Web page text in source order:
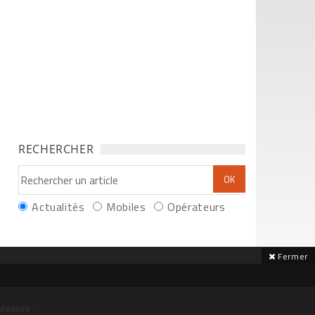
RECHERCHER
Actualités Mobiles Opérateurs
Fermer